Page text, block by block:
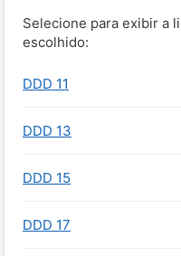
Selecione para exibir a
escolhido:
DDD 11
DDD 13
DDD 15
DDD 17